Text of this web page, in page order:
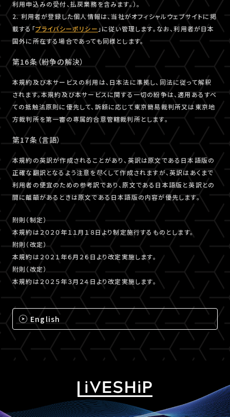
利用申込みの受付、払戻業務を含みます。）。
2. 利用者が登録した個人情報は、当社がオフィシャルウェブサイトに掲
載する「プライバシーポリシー 」に従い管理します。なお、利用者が日本
国外に所在する場合であっても同様とします。
第16条（紛争の解決）
本規約及び本サービスの利用は、日本法に準拠し、同法に従って解釈
されます。本規約及び本サービスに関する一切の紛争は、適用あるすべ
ての抵触法原則に優先して、訴額に応じて東京簡易裁判所又は東京地
方裁判所を第一審の専属的合意管轄裁判所とします。
第17条（言語）
本規約の英訳が作成されることがあり、英訳は原文である日本語版の
正確な翻訳となるよう注意を尽くして作成されますが、英訳はあくまで
利用者の便宜のための参考訳であり、原文である日本語版と英訳との
間に齟齬があるときは原文である日本語版の内容が優先します。
附則（制定）
本規約は２０２０年１１月１８日より制定施行するものとします。
附則（改定）
本規約は２０２１年６月２６日より改定実施します。
附則（改定）
本規約は２０２５年３月２４日より改定実施します。
English